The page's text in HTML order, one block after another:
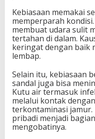
Kebiasaan memakai
memperparah
membuat udara sulit
tertahan di dalam.
keringat dengan baik
lembap.
Selain itu, kebiasaan
sandal juga bisa
Kutu air termasuk
melalui kontak
terkontaminasi
pribadi menjadi
mengobatinya.